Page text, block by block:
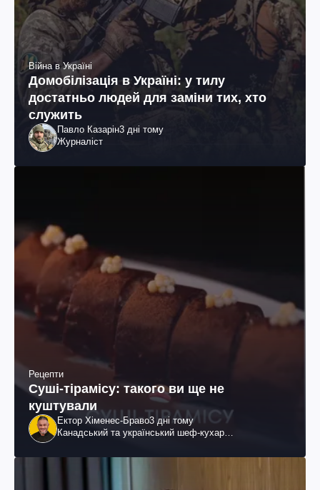
Війна в Україні
Домобілізація в Україні: у тилу
достатньо людей для заміни тих, хто
служить
Павло Казарін3 дні тому
Журналіст
Рецепти
Суші-тірамісу: такого ви ще не
куштували
Ектор Хіменес-Браво3 дні тому
Канадський та український шеф-кухар